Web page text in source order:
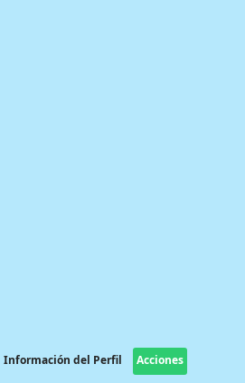
Información del Perfil Acciones